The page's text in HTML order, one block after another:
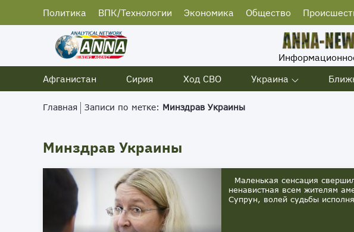
Политика ВПК/Технологии Экономика Общество
Афганистан
Сирия Ход СВО Украина
Главная Записи по метке: Минздрав Украины
Минздрав Украины
Маленькая сенсация
ненавистная всем жителям
Супрун, волей судьбы